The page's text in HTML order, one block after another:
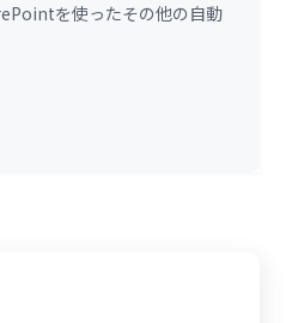
を使ったその他の自動